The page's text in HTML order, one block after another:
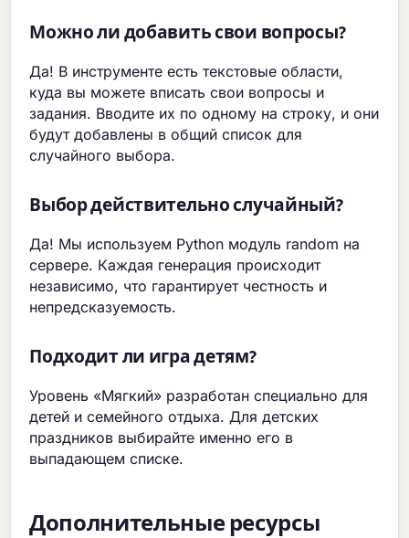
Можно ли добавить свои вопросы?
Да! В инструменте есть текстовые области,
куда вы можете вписать свои вопросы и
задания. Вводите их по одному на строку, и они
будут добавлены в общий список для
случайного выбора.
Выбор действительно случайный?
Да! Мы используем Python модуль random на
сервере. Каждая генерация происходит
независимо, что гарантирует честность и
непредсказуемость.
Подходит ли игра детям?
Уровень «Мягкий» разработан специально для
детей и семейного отдыха. Для детских
праздников выбирайте именно его в
выпадающем списке.
Дополнительные ресурсы